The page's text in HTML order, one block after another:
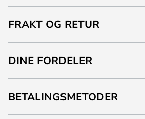
FRAKT OG RETUR
DINE FORDELER
BETALINGSMETODER